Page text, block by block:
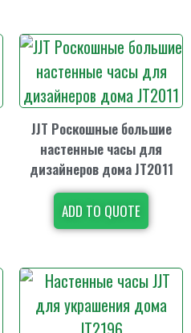
JJT Роскошные большие
настенные часы для
дизайнеров дома JT2011
ADD TO QUOTE